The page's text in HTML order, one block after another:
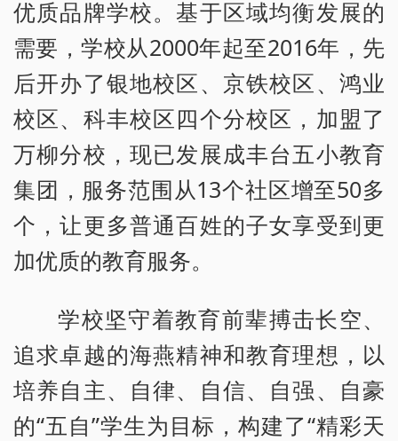
优质品牌学校。基于区域均衡发展的
需要，学校从2000年起至2016年，先
后开办了银地校区、京铁校区、鸿业
校区、科丰校区四个分校区，加盟了
万柳分校，现已发展成丰台五小教育
集团，服务范围从13个社区增至50多
个，让更多普通百姓的子女享受到更
加优质的教育服务。
学校坚守着教育前辈搏击长空、
追求卓越的海燕精神和教育理想，以
培养自主、自律、自信、自强、自豪
的“五自”学生为目标，构建了“精彩天